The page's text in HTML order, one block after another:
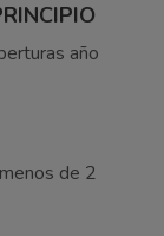
año
de 2